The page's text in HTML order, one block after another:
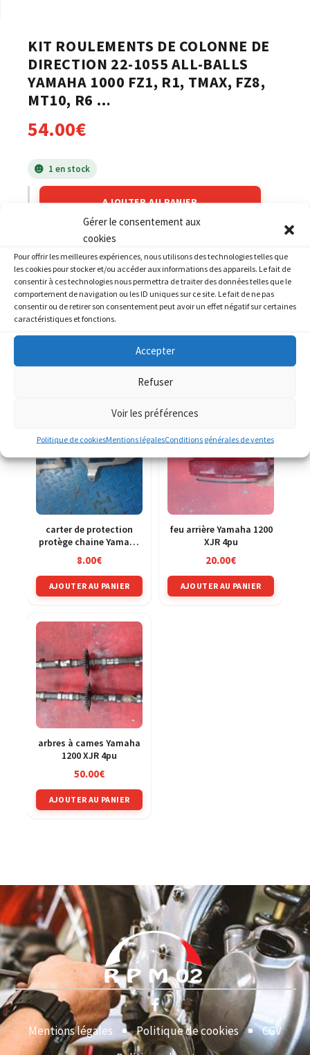
Gérer le consentement aux
cookies
Pour offrir les meilleures expériences, nous utilisons des technologies telles que
les cookies pour stocker et/ou accéder aux informations des appareils. Le fait de
consentir à ces technologies nous permettra de traiter des données telles que le
comportement de navigation ou les ID uniques sur ce site. Le fait de ne pas
consentir ou de retirer son consentement peut avoir un effet négatif sur certaines
caractéristiques et fonctions.
Accepter
Refuser
Voir les préférences
Politique de cookiesMentions légalesConditions générales de ventes
KIT ROULEMENTS DE COLONNE DE
DIRECTION 22-1055 ALL-BALLS
YAMAHA 1000 FZ1, R1, TMAX, FZ8,
MT10, R6 …
54.00€
1 en stock
AJOUTER AU PANIER
YZF R1
YAMAHA 500 XP Tmax, YAMAHA 600 YZF R6
YAMAHA 800
FZ8,YAMAHA 900 MT09 (Roadster + Tracer)
PRODUITS SIMILAIRES
carter de protection
protège chaine Yamaha
1200 XJR 4pu
8.00€
AJOUTER AU PANIER
feu arrière Yamaha 1200
XJR 4pu
20.00€
AJOUTER AU PANIER
arbres à cames Yamaha
1200 XJR 4pu
50.00€
AJOUTER AU PANIER
Mentions légales Politique de cookies
CGV